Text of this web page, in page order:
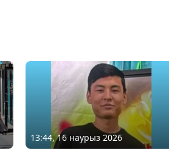
13:44, 16 наурыз 2026